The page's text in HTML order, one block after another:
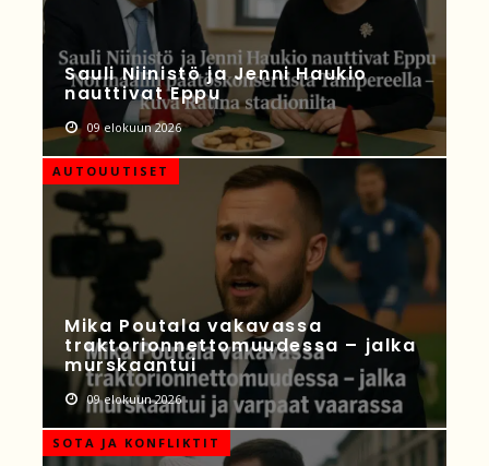
Sauli Niinistö ja Jenni Haukio
nauttivat Eppu
09 elokuun 2026
AUTOUUTISET
Mika Poutala vakavassa
traktorionnettomuudessa – jalka
murskaantui
09 elokuun 2026
SOTA JA KONFLIKTIT